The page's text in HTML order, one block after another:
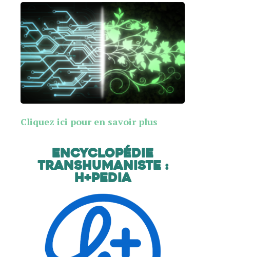
Cliquez ici pour en savoir plus
Encyclopédie
transhumaniste :
H+Pedia